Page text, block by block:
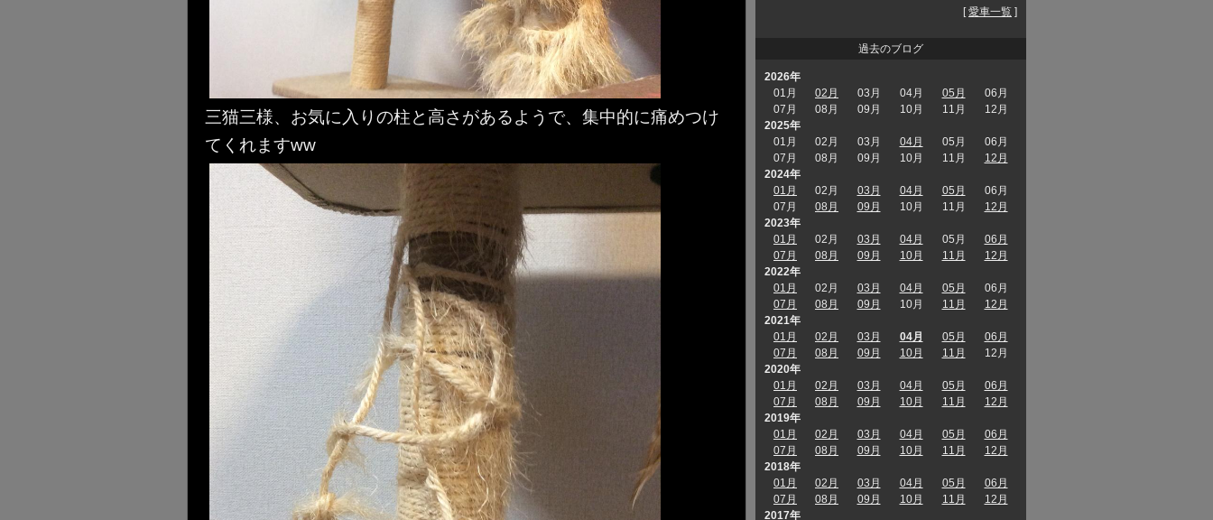
三猫三様、お気に入りの柱と高さがあるようで、集中的に痛めつけ
てくれますww
[愛車一覧 ]
過去のブログ
2026年
01月
02月 03月 04月 05月
06月
07月
08月 09月 10月 11月
12月
2025年
01月
02月 03月 04月 05月
06月
07月
08月 09月 10月 11月
12月
2024年
01月
02月 03月 04月 05月
06月
07月
08月 09月 10月 11月
12月
2023年
01月
02月 03月 04月 05月
06月
07月
08月 09月 10月 11月
12月
2022年
01月
02月 03月 04月 05月
06月
07月
08月 09月 10月 11月
12月
2021年
01月
02月 03月 04月 05月
06月
07月
08月 09月 10月 11月
12月
2020年
01月
02月 03月 04月 05月
06月
07月
08月 09月 10月 11月
12月
2019年
01月
02月 03月 04月 05月
06月
07月
08月 09月 10月 11月
12月
2018年
01月
02月 03月 04月 05月
06月
07月
08月 09月 10月 11月
12月
2017年